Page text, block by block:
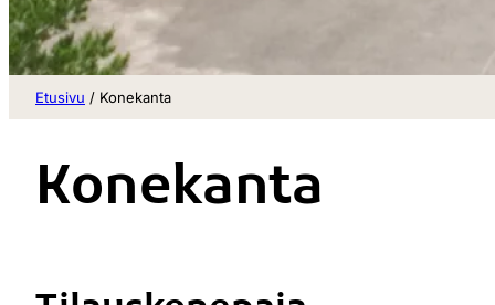
Etusivu / Konekanta
Konekanta